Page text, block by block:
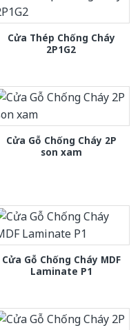
Cửa Thép Chống Cháy
2P1G2
Cửa Gỗ Chống Cháy 2P
son xam
Cửa Gỗ Chống Cháy MDF
Laminate P1